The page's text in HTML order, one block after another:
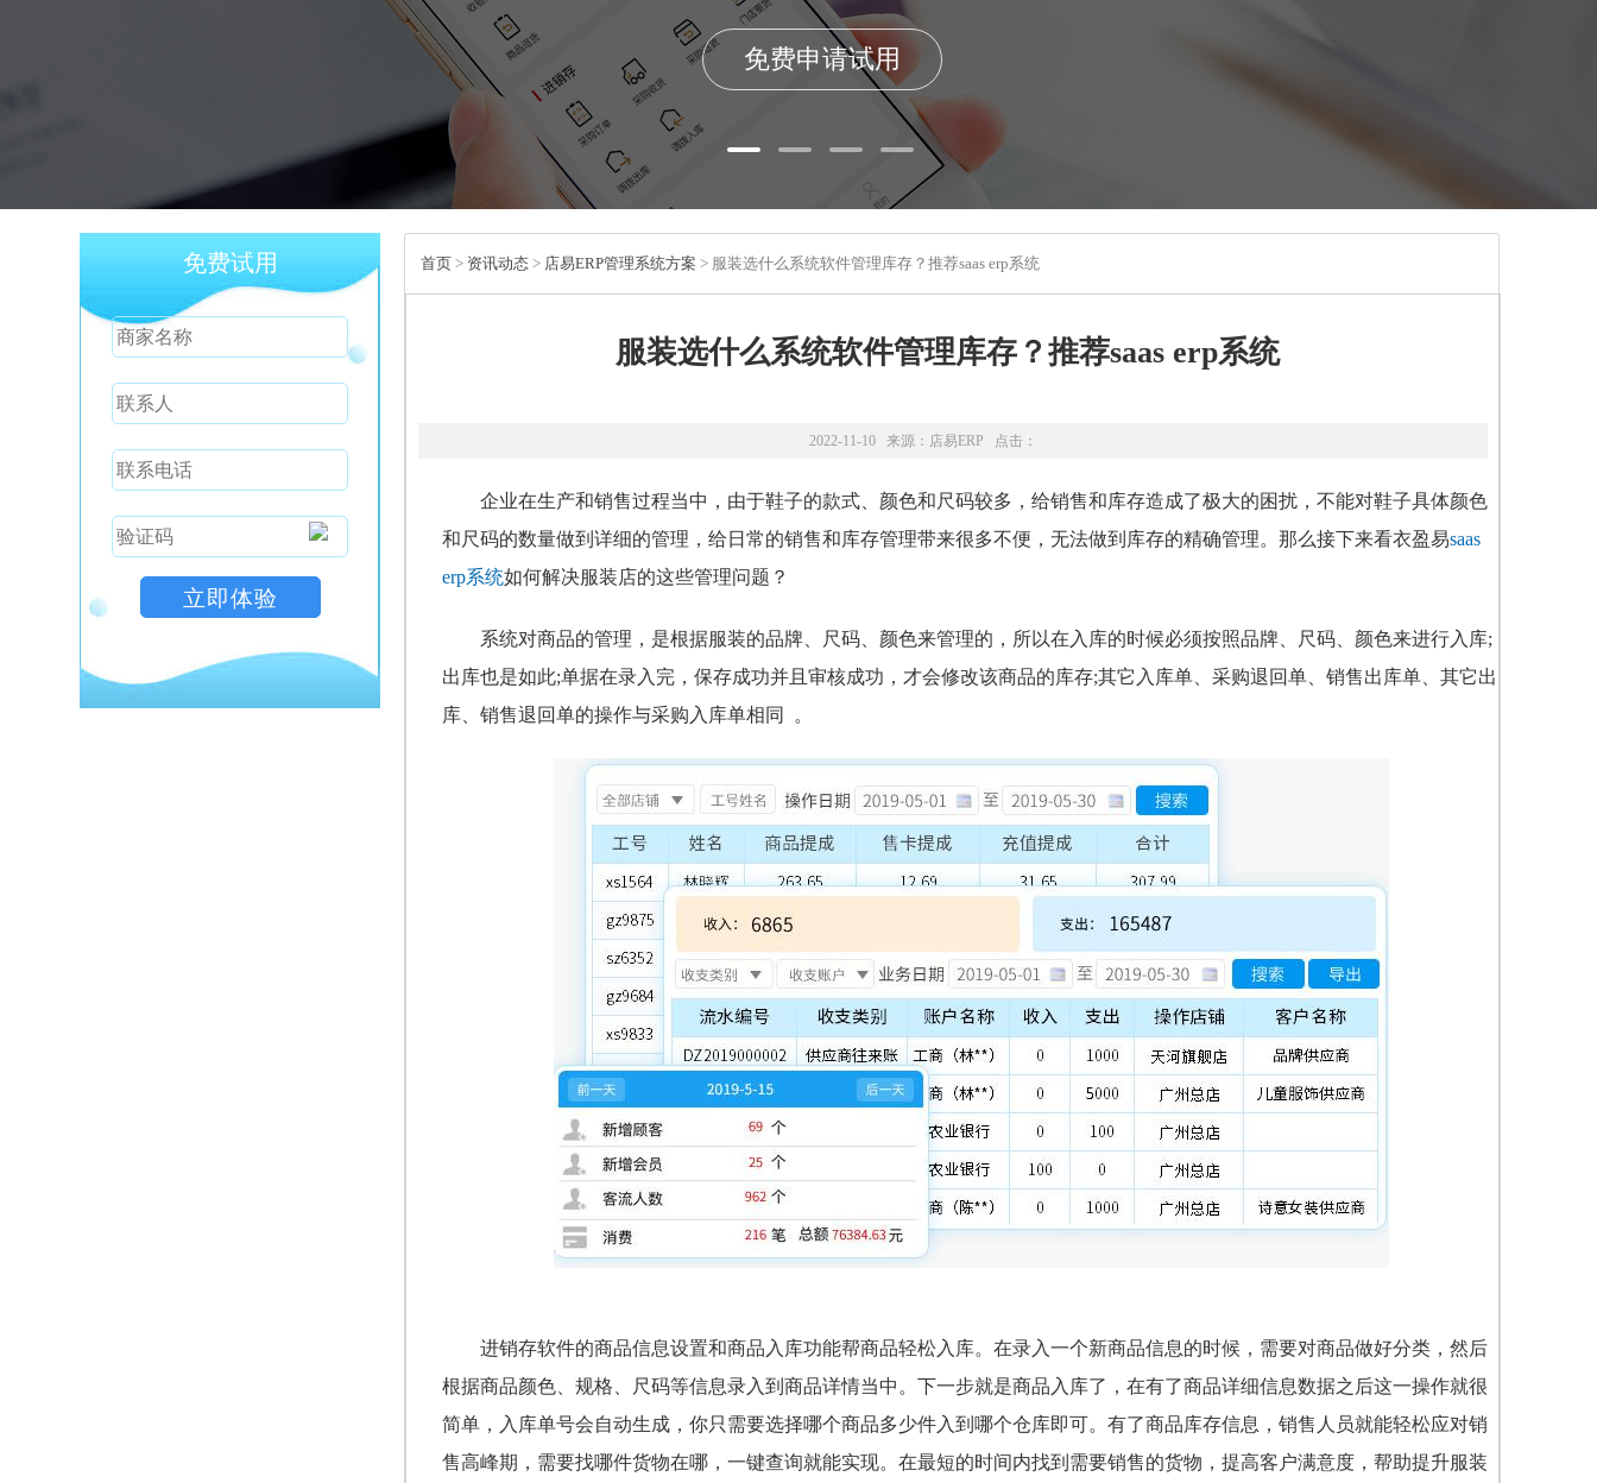
免费申请试用
免费试用 首页 > 资讯动态 > 店易ERP管理系统方案 > 服装选什么系统软件管理库存？推荐saas erp系统
服装选什么系统软件管理库存？推荐saas erp系统
2022-11-10 来源： 店易ERP 点击：
企业在生产和销售过程当中，由于鞋子的款式、颜色和尺码较多，给销售和库存造成了极大的困扰，不能对鞋子具体颜色
和尺码的数量做到详细的管理，给日常的销售和库存管理带来很多不便，无法做到库存的精确管理。那么接下来看衣盈易saas
erp系统如何解决服装店的这些管理问题？
系统对商品的管理，是根据服装的品牌、尺码、颜色来管理的，所以在入库的时候必须按照品牌、尺码、颜色来进行入库;
出库也是如此;单据在录入完，保存成功并且审核成功，才会修改该商品的库存;其它入库单、采购退回单、销售出库单、其它出
库、销售退回单的操作与采购入库单相同 。
进销存软件的商品信息设置和商品入库功能帮商品轻松入库。在录入一个新商品信息的时候，需要对商品做好分类，然后
根据商品颜色、规格、尺码等信息录入到商品详情当中。下一步就是商品入库了，在有了商品详细信息数据之后这一操作就很
简单，入库单号会自动生成，你只需要选择哪个商品多少件入到哪个仓库即可。有了商品库存信息，销售人员就能轻松应对销
售高峰期，需要找哪件货物在哪，一键查询就能实现。在最短的时间内找到需要销售的货物，提高客户满意度，帮助提升服装